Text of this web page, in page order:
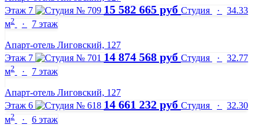
Этаж 7
15 582 665 руб Студия ·
34.33
м2 · 7 этаж
Апарт-отель Лиговский, 127
Этаж 7
14 874 568 руб Студия ·
32.77
м2 · 7 этаж
Апарт-отель Лиговский, 127
Этаж 6
14 661 232 руб Студия ·
32.30
м2 · 6 этаж